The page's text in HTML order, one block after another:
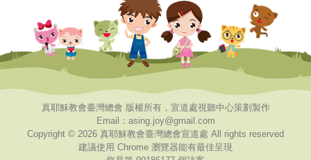
真耶穌教會臺灣總會 版權所有，宣道處視聽中心策劃製作
Email：asing.joy@gmail.com
Copyright © 2026 真耶穌教會臺灣總會宣道處 All rights reserved
建議使用 Chrome 瀏覽器能有最佳呈現